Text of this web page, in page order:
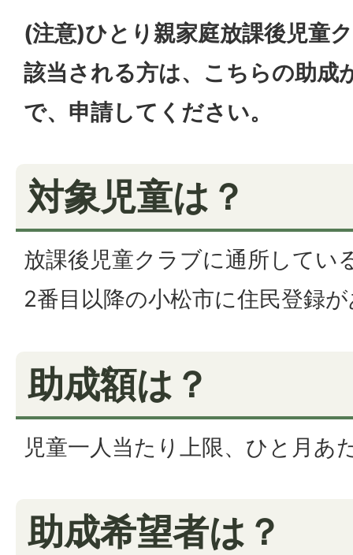
(注意)ひとり親家庭放課後児童
該当される方は、こちらの助成
で、申請してください。
対象児童は？
放課後児童クラブに通所してい
2番目以降の小松市に住民登録
助成額は？
児童一人当たり上限、ひと月あ
助成希望者は？